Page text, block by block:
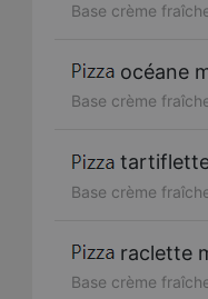
Base crème
océane
Base crème
Base crème
raclette
Base crème